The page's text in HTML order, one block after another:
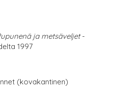
ja metsäveljet-
1997
(kovakantinen)